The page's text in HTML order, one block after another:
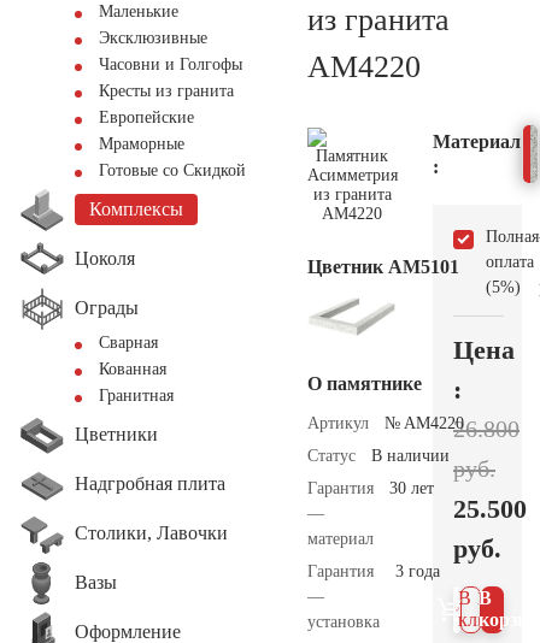
Маленькие
Эксклюзивные
Часовни и Голгофы
Кресты из гранита
Европейские
Мраморные
Готовые со Скидкой
Комплексы
Цоколя
Ограды
Сварная
Кованная
Гранитная
Цветники
Надгробная плита
Столики, Лавочки
Вазы
Оформление
из гранита
AM4220
Цветник АМ5101
О памятнике
Артикул
№ AM4220
Статус
В наличии
Гарантия
—
материал
30 лет
Гарантия
—
установка
3 года
Материал
:
Полная
оплата
(5%)
Цена
:
26.800
руб.
25.500
руб.
В
В 1
клик